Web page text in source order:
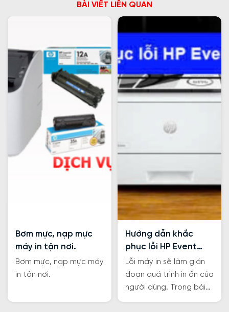
BÀI VIẾT LIÊN QUAN
Bơm mực, nạp mực
máy in tận nơi.
Bơm mực, nạp mực máy
in tận nơi.
Hướng dẫn khắc
phục lỗi HP Event
code 10.00.10
Lỗi máy in sẽ làm gián
đoạn quá trình in ấn của
người dùng. Trong bài
viết này, hãy cùng